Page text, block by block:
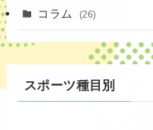
(1)
コラム (26)
スポーツ種目別